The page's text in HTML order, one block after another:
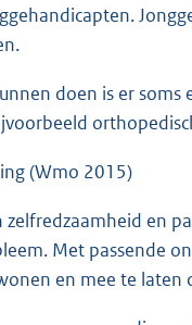
doen is er
(Wmo 2015)
en
Met passende
en mee te laten